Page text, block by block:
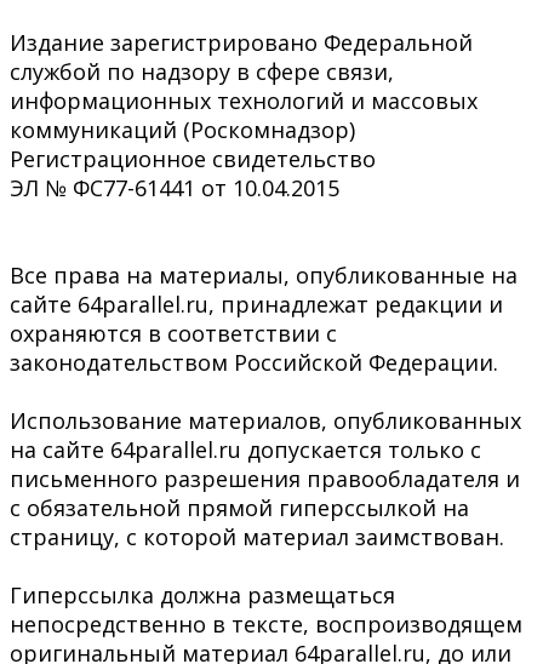
Издание зарегистрировано Федеральной
службой по надзору в сфере связи,
информационных технологий и массовых
коммуникаций (Роскомнадзор)
Регистрационное свидетельство
ЭЛ № ФС77-61441 от 10.04.2015
Все права на материалы, опубликованные на
сайте 64parallel.ru, принадлежат редакции и
охраняются в соответствии с
законодательством Российской Федерации.
Использование материалов, опубликованных
на сайте 64parallel.ru допускается только с
письменного разрешения правообладателя и
с обязательной прямой гиперссылкой на
страницу, с которой материал заимствован.
Гиперссылка должна размещаться
непосредственно в тексте, воспроизводящем
оригинальный материал 64parallel.ru, до или